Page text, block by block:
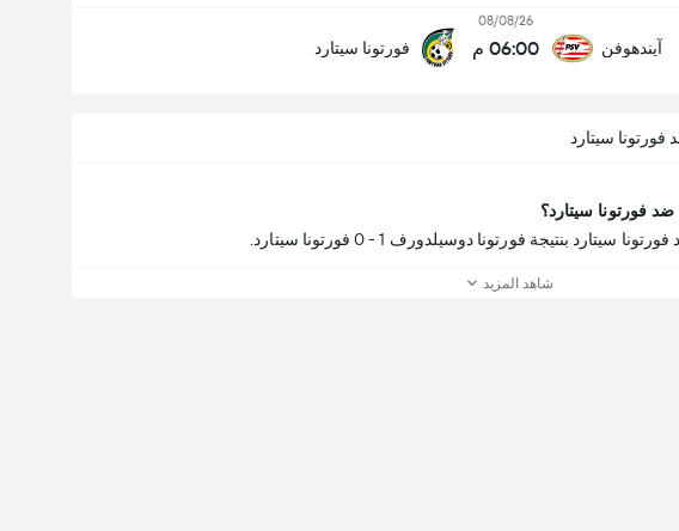
آيندهوفن
08/08/26
06:00 م فورتونا سيتارد
سيتارد
فورتونا سيتارد؟
بنتيجة فورتونا دوسيلدورف 1 - 0 فورتونا سيتارد.
شاهد المزيد